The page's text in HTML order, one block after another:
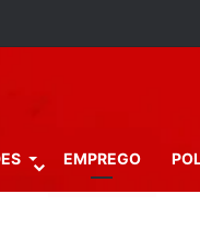
EMPREGO